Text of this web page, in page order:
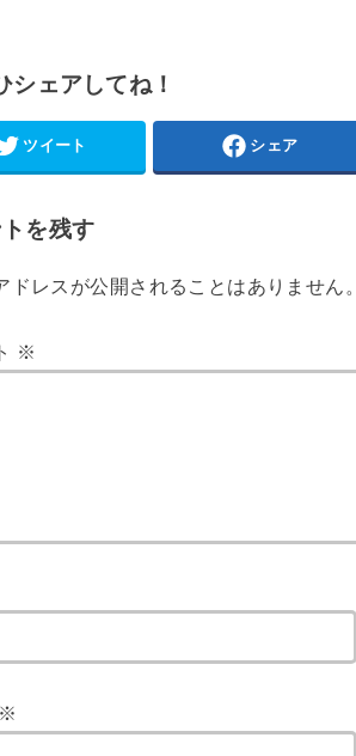
シェアしてね！
ツイート シェア
を残す
ドレスが公開されることはありません。
※
※